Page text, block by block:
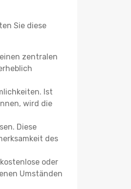
Sie diese
zentralen
Ist
wird die
Diese
des
oder
Umständen